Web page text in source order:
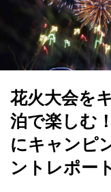
花火大会を
泊で楽しむ
にキャンピ
ントレポー